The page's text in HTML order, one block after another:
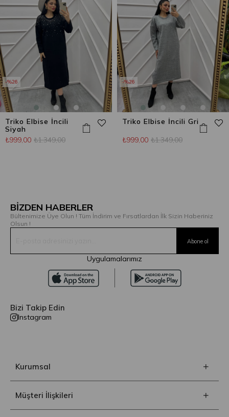
Triko Elbise İncili
Siyah
₺999,00 ₺1.349,00
%26
Triko Elbise İncili Gri
₺999,00 ₺1.349,00
%26
BİZDEN HABERLER
Bültenimize Üye Olun ! Tüm İndirim ve Fırsatlardan İlk Sizin Haberiniz
Olsun !
Uygulamalarımız
Bizi Takip Edin
Instagram
Kurumsal
Müşteri İlişkileri